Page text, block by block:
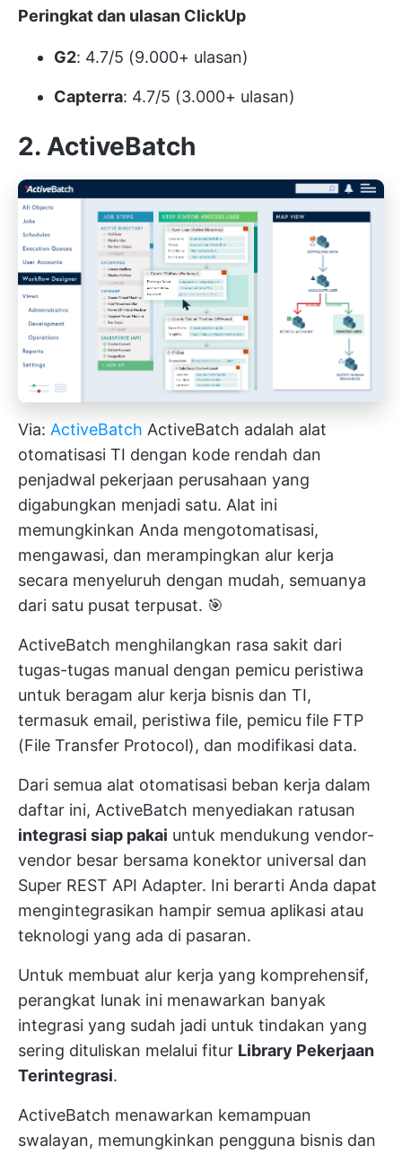
Peringkat dan ulasan ClickUp
G2: 4.7/5 (9.000+ ulasan)
Capterra: 4.7/5 (3.000+ ulasan)
2. ActiveBatch
Via: ActiveBatch ActiveBatch adalah alat
otomatisasi TI dengan kode rendah dan
penjadwal pekerjaan perusahaan yang
digabungkan menjadi satu. Alat ini
memungkinkan Anda mengotomatisasi,
mengawasi, dan merampingkan alur kerja
secara menyeluruh dengan mudah, semuanya
dari satu pusat terpusat. 🎯
ActiveBatch menghilangkan rasa sakit dari
tugas-tugas manual dengan pemicu peristiwa
untuk beragam alur kerja bisnis dan TI,
termasuk email, peristiwa file, pemicu file FTP
(File Transfer Protocol), dan modifikasi data.
Dari semua alat otomatisasi beban kerja dalam
daftar ini, ActiveBatch menyediakan ratusan
integrasi siap pakai untuk mendukung vendor-
vendor besar bersama konektor universal dan
Super REST API Adapter. Ini berarti Anda dapat
mengintegrasikan hampir semua aplikasi atau
teknologi yang ada di pasaran.
Untuk membuat alur kerja yang komprehensif,
perangkat lunak ini menawarkan banyak
integrasi yang sudah jadi untuk tindakan yang
sering dituliskan melalui fitur Library Pekerjaan
Terintegrasi.
ActiveBatch menawarkan kemampuan
swalayan, memungkinkan pengguna bisnis dan